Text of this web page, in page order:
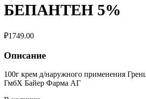
БЕПАНТЕН 5%
₽1749.00
Описание
100г крем д/наружного применения
ГмбХ Байер Фарма АГ